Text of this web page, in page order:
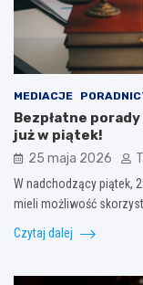
MEDIACJE
Bezpłatne
już w piątek!
25 maja 2026
W nadchodzący piątek,
mieli możliwość
Czytaj dalej